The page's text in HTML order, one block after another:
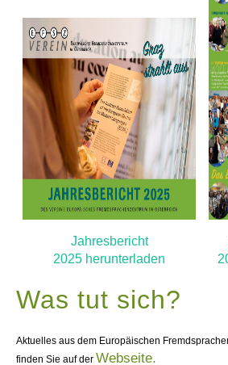
Jahresbericht
2025 herunterladen
Was tut sich?
Aktuelles aus dem Europäischen
finden Sie auf der Webseite.